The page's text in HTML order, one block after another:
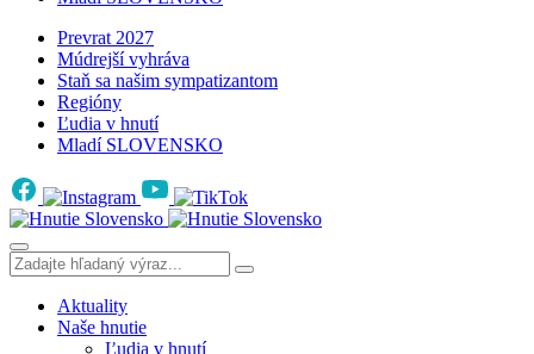
Prevrat 2027
Múdrejší vyhráva
Staň sa našim sympatizantom
Regióny
Ľudia v hnutí
Mladí SLOVENSKO
Aktuality
Naše hnutie
Ľudia v hnutí